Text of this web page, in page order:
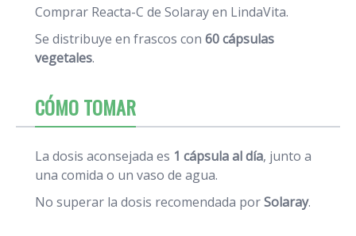
Comprar Reacta-C de Solaray en LindaVita.
Se distribuye en frascos con 60 cápsulas
vegetales.
CÓMO TOMAR
La dosis aconsejada es 1 cápsula al día, junto a
una comida o un vaso de agua.
No superar la dosis recomendada porSolaray.